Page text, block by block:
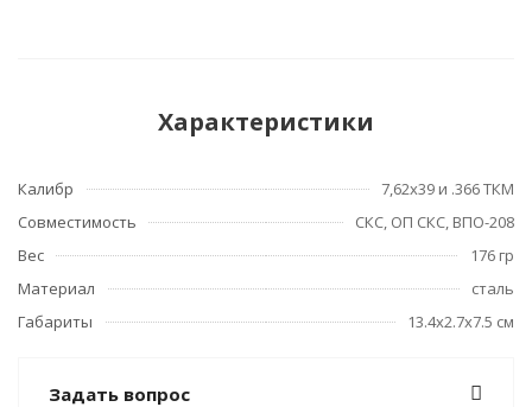
Характеристики
Калибр
7,62х39 и .366 ТКМ
Совместимость
СКС, ОП СКС, ВПО-208
Вес
176 гр
Материал
сталь
Габариты
13.4х2.7х7.5 см
Задать вопрос